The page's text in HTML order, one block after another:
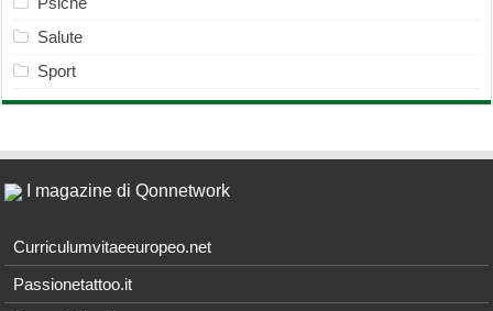
Salute
Sport
I magazine di Qonnetwork
Curriculumvitaeeuropeo.net
Passionetattoo.it